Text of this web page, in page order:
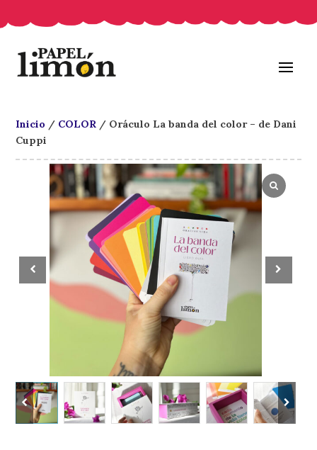
Inicio / COLOR / Oráculo La banda del color – de Dani
Cuppi